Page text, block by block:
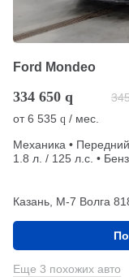
Ford Mondeo
334 650 q
от6 535 q / мес.
Механика •
1.8 л. / 125 л.с. •
Казань, М-7 Волга
Еще 3 похожих авто